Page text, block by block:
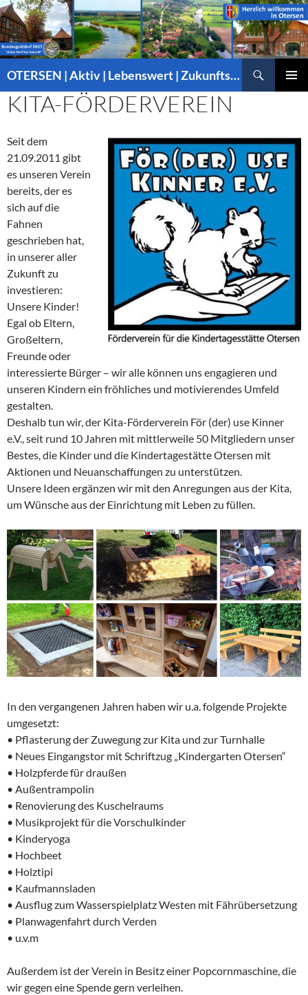
OTERSEN | Aktiv | Lebenswert | Zukunftsorientiert – mitten in Niedersachsen
INHALT
SPRINGEN
KITA-FÖRDERVEREIN
Seit dem
21.09.2011 gibt
es unseren Verein
bereits, der es
sich auf die
Fahnen
geschrieben hat,
in unserer aller
Zukunft zu
investieren:
Unsere Kinder!
Egal ob Eltern,
Großeltern,
Freunde oder
interessierte Bürger – wir alle können uns engagieren und
unseren Kindern ein fröhliches und motivierendes Umfeld
gestalten.
Deshalb tun wir, der Kita-Förderverein För (der) use Kinner
e.V., seit rund 10 Jahren mit mittlerweile 50 Mitgliedern unser
Bestes, die Kinder und die Kindertagestätte Otersen mit
Aktionen und Neuanschaffungen zu unterstützen.
Unsere Ideen ergänzen wir mit den Anregungen aus der Kita,
um Wünsche aus der Einrichtung mit Leben zu füllen.
In den vergangenen Jahren haben wir u.a. folgende Projekte
umgesetzt:
• Pflasterung der Zuwegung zur Kita und zur Turnhalle
• Neues Eingangstor mit Schriftzug „Kindergarten Otersen“
• Holzpferde für draußen
• Außentrampolin
• Renovierung des Kuschelraums
• Musikprojekt für die Vorschulkinder
• Kinderyoga
• Hochbeet
• Holztipi
• Kaufmannsladen
• Ausflug zum Wasserspielplatz Westen mit Fährübersetzung
• Planwagenfahrt durch Verden
• u.v.m
Außerdem ist der Verein in Besitz einer Popcornmaschine, die
wir gegen eine Spende gern verleihen.